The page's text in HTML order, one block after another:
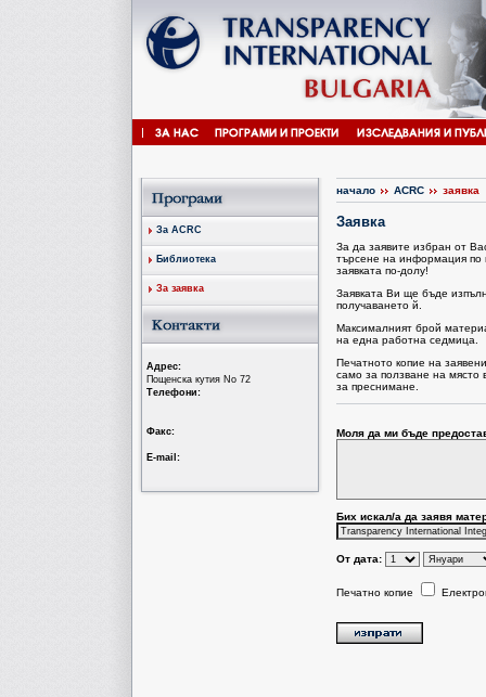
За ACRC
Библиотека
За заявка
Aдрес:
Пощенска кутия No 72
Tелефони:
Факс:
Е-mail:
начало ACRC заявка
Заявка
За да заявите избран от
търсене на информация по
заявката по-долу!
Заявката Ви ще бъде
получаването й.
Максималният брой
на една работна седмица.
Печатното копие на
само за ползване на място
за преснимане.
Моля да ми бъде
Бих искал/a да заявя
От дата:
Печатно копие